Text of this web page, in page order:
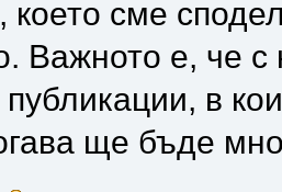
което сме
Важното е, че с
в
ще бъде